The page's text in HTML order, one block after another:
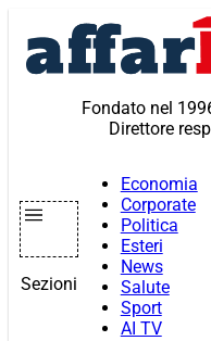
contenuto
Fondato nel
Direttore
Sezioni
Economia
Corporate
Politica
Esteri
News
Salute
Sport
AI TV